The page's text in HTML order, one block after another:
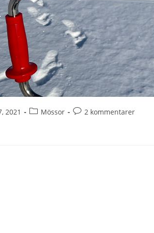
2021 Mössor 2 kommentarer